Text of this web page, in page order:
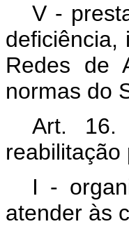
V -
deficiência,
Redes de
normas do
Art. 16.
I -
atender às